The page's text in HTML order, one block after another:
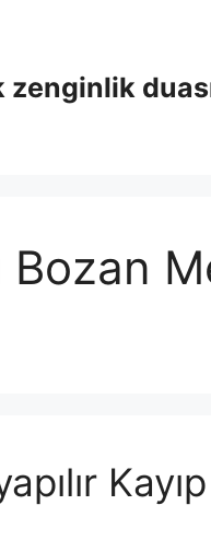
zenginlik
Bozan